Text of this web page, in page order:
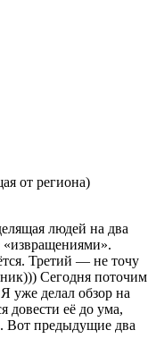
от региона)
людей на два
Третий — не точу
Сегодня поточим
уже делал обзор на
довести её до ума,
Вот предыдущие два